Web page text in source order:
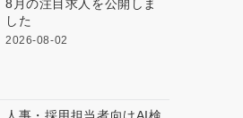
8月の注目求人を公開しま
した
2026-08-02